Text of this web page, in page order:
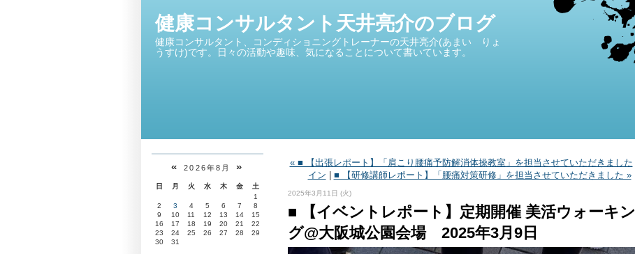
健康コンサルタント天井亮介のブログ
健康コンサルタント、コンディショニングトレーナーの天井亮介(あまい りょ
うすけ)です。日々の活動や趣味、気になることについて書いています。
«2026年8月 »
日 月 火 水 木 金
土
1
2
3 4 5 6 7
8
9
10 11 12 13 14
15
16
17 18 19 20 21
22
23
24 25 26 27 28
29
30
31
« ■ 【出張レポート】「肩こり腰痛予防解消体操教室」を担当させていただきました
イン
■ 【研修講師レポート】「腰痛対策研修」を担当させていただきました »
2025年3月11日 (火)
■ 【イベントレポート】定期開催 美活ウォーキン
グ@大阪城公園会場 2025年3月9日